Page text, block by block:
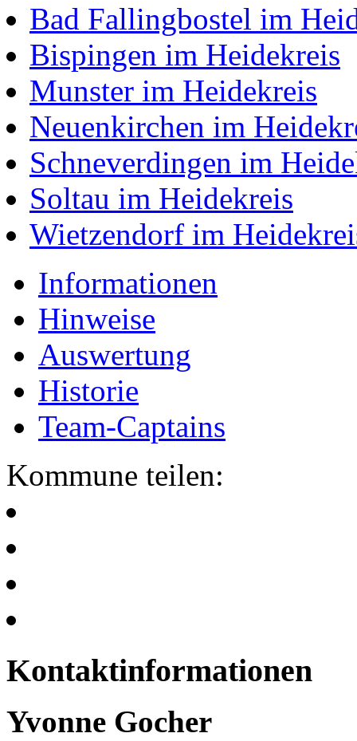
Bad Fallingbostel im
Bispingen im Heidekreis
Munster im Heidekreis
Neuenkirchen im
Schneverdingen im
Soltau im Heidekreis
Wietzendorf im
Informationen
Hinweise
Auswertung
Historie
Team-Captains
Kommune teilen:
Kontaktinformationen
Yvonne Gocher